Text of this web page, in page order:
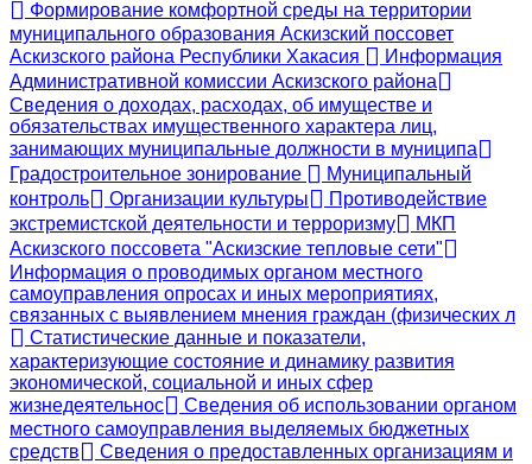
Формирование комфортной среды на территории
муниципального образования Аскизский поссовет
Аскизского района Республики Хакасия
Информация
Административной комиссии Аскизского района
Сведения о доходах, расходах, об имуществе и
обязательствах имущественного характера лиц,
занимающих муниципальные должности в муниципа
Градостроительное зонирование
Муниципальный
контроль
Организации культуры
Противодействие
экстремистской деятельности и терроризму
МКП
Аскизского поссовета "Аскизские тепловые сети"
Информация о проводимых органом местного
самоуправления опросах и иных мероприятиях,
связанных с выявлением мнения граждан (физических л
Статистические данные и показатели,
характеризующие состояние и динамику развития
экономической, социальной и иных сфер
жизнедеятельнос
Сведения об использовании органом
местного самоуправления выделяемых бюджетных
средств
Сведения о предоставленных организациям и